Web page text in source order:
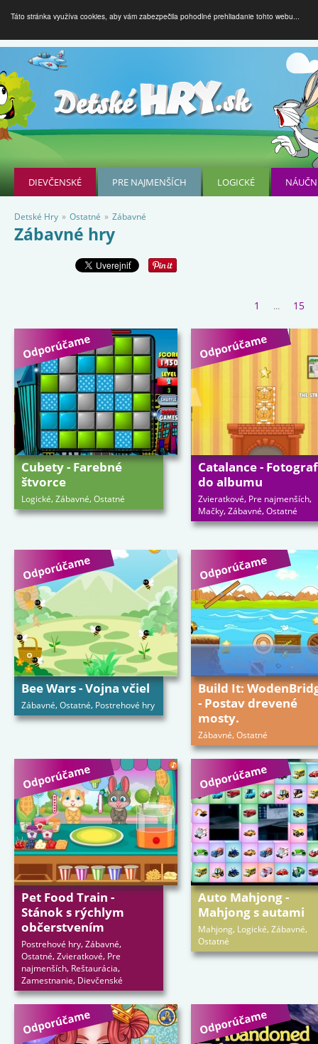
Táto stránka využíva cookies, aby vám zabezpečila pohodlné prehliadanie tohto webu...
DIEVČENSKÉ PRE NAJMENŠÍCH LOGICKÉ
Detské Hry » Ostatné » Zábavné
Zábavné hry
1 ... 15
Cubety - Farebné
štvorce
Logické,Zábavné,Ostatné
Catalance -
do albumu
Zvieratkové, Pre najmenších,
Mačky,Zábavné,Ostatné
Bee Wars - Vojna včiel
Zábavné,Ostatné, Postrehové hry
Build It:
- Postav drevené
mosty.
Zábavné,Ostatné
Pet Food Train -
Stánok s rýchlym
občerstvením
Postrehové hry,Zábavné,
Ostatné,Zvieratkové, Pre
najmenších, Reštaurácia,
Zamestnanie, Dievčenské
Auto Mahjong -
Mahjong s autami
Mahjong, Logické,Zábavné,
Ostatné